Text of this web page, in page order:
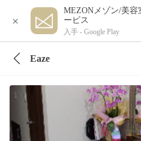
×
MEZONメゾン/美
ービス
入手 - Google Play
Eaze